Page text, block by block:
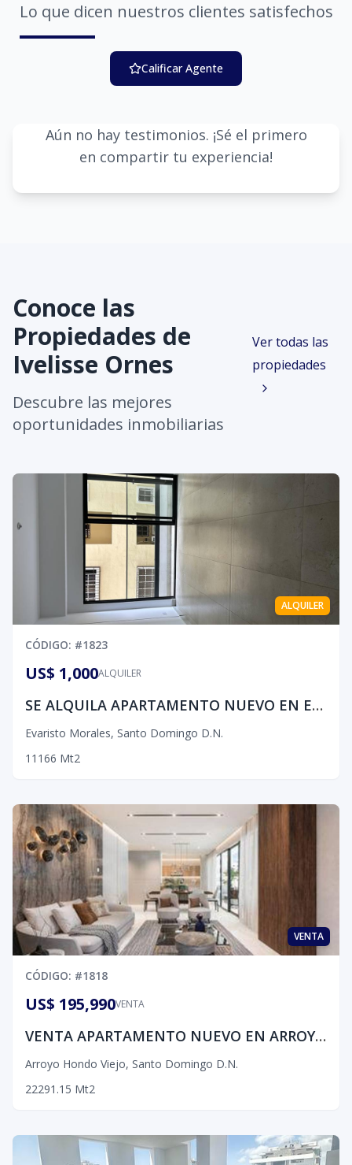
Lo que dicen nuestros clientes satisfechos
Calificar Agente
Aún no hay testimonios. ¡Sé el primero
en compartir tu experiencia!
Conoce las
Propiedades de
Ivelisse Ornes
Descubre las mejores
oportunidades inmobiliarias
Ver todas las
propiedades
ALQUILER
CÓDIGO: #1823
ALQUILER
US$ 1,000
SE ALQUILA APARTAMENTO NUEVO EN EVARISTO MORALES
Evaristo Morales, Santo Domingo D.N.
1 1 166 Mt2
VENTA
CÓDIGO: #1818
VENTA
US$ 195,990
VENTA APARTAMENTO NUEVO EN ARROYO HONDO VIEJO
Arroyo Hondo Viejo, Santo Domingo D.N.
22291.15 Mt2